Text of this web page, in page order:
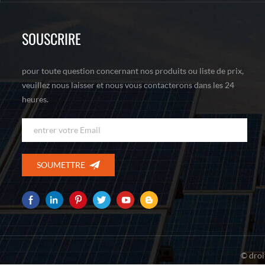
SOUSCRIRE
pour toute question concernant nos produits ou liste de prix,
veuillez nous laisser et nous vous contacterons dans les 24
heures.
©